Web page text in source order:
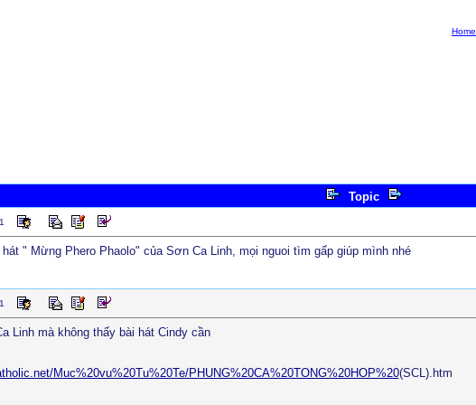
Home
Topic
" Mừng Phero Phaolo" của Sơn Ca Linh, mọi nguoi tìm gấp giúp mình nhé
Linh mà không thấy bài hát Cindy cần
Muc%20vu%20Tu%20Te/PHUNG%20CA%20TONG%20HOP%20(SCL).htm